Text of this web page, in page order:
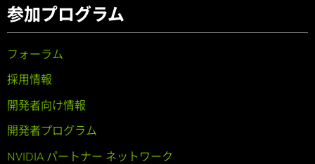
参加プログラム
フォーラム
採用情報
開発者向け情報
開発者プログラム
NVIDIA パートナー ネットワーク